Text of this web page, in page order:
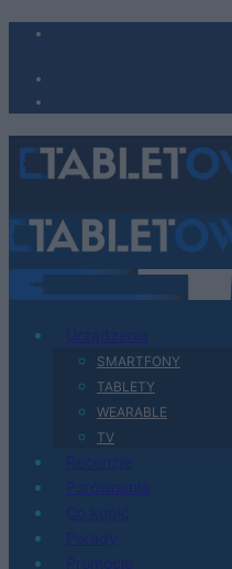
SMARTFONY
TABLETY
WEARABLE
TV